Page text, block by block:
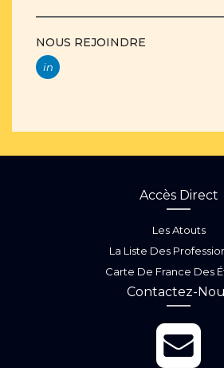
NOUS REJOINDRE
in
Accès Direct
Les Atouts
La Liste Des
Carte De France Des
Contactez-